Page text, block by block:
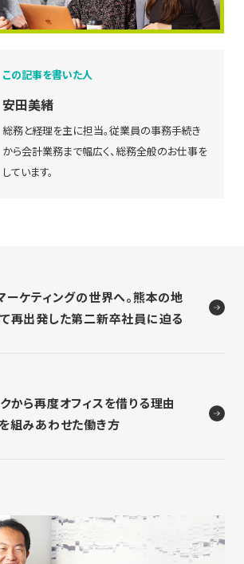
この記事を書いた人
安田美緒
総務と経理を主に担当。従業員の事務手続き
から会計業務まで幅広く、総務全般のお仕事を
しています。
ケティングの世界へ。熊本の地
再出発した第二新卒社員に迫る
から再度オフィスを借りる理由
組みあわせた働き方